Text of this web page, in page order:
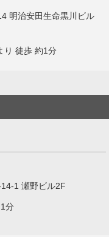
明治安田生命黒川ビル
り 徒歩 約1分
1 瀬野ビル2F
分